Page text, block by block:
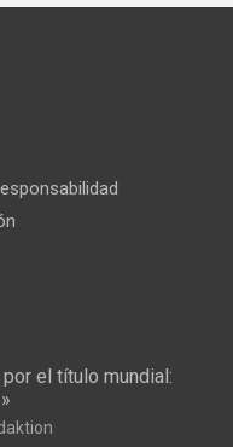
el título mundial: